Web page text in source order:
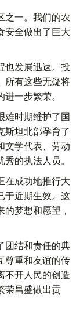
之一。我们的农
安全做出了巨大
也发展迅速。投
所有这些无疑将
一步繁荣。
难时期维护了国
斯坦北部孕育了
文学代表、劳动
的执法人员。
在成功地推行大
于近期生效。这
梦想和愿望，
团结和责任的典
尊重和友谊的传
不开人民的创造
荣昌盛做出贡